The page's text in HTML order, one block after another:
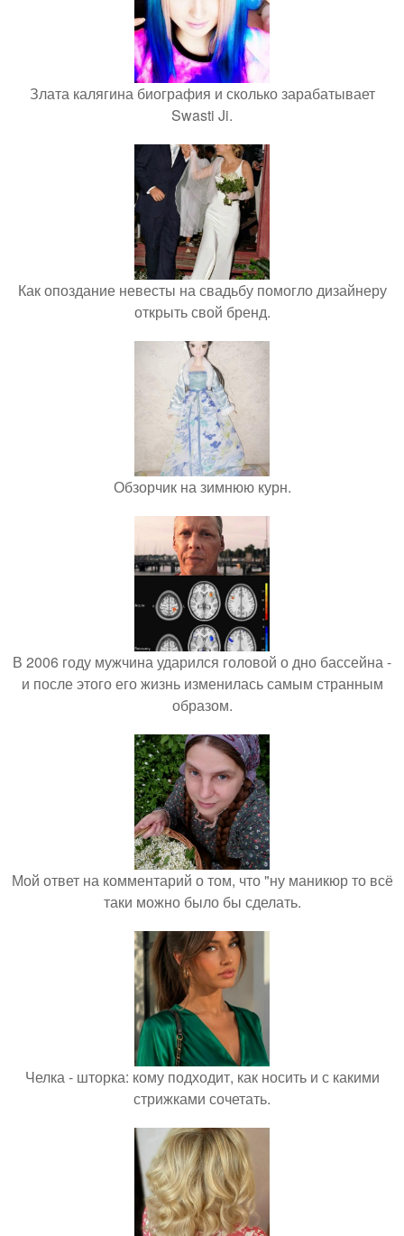
Злата калягина биография и сколько зарабатывает
Swasti Ji.
Как опоздание невесты на свадьбу помогло дизайнеру
открыть свой бренд.
Обзорчик на зимнюю курн.
В 2006 году мужчина ударился головой о дно бассейна -
и после этого его жизнь изменилась самым странным
образом.
Мой ответ на комментарий о том, что "ну маникюр то всё
таки можно было бы сделать.
Челка - шторка: кому подходит, как носить и с какими
стрижками сочетать.